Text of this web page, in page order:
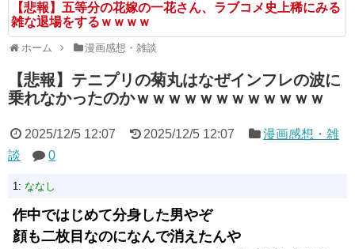
【悲報】五等分の花嫁の一花さん、ラブコメ史上稀にみる
雑な退場をするｗｗｗｗ
ホーム 漫画感想・雑談
【悲報】テニプリの菊丸はなぜインフレの波に
乗れなかったのかｗｗｗｗｗｗｗｗｗｗｗｗ
2025/12/5 12:07 2025/12/5 12:07
漫画感想・雑
談
0
1: ななし
作中ではじめて分身した男やぞ
顔も二枚目なのになんで消えたんや